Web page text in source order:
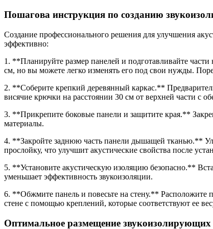
Пошагова инструкция по созданию
Создание профессионального решения для улучшения
эффективно:
1. **Планируйте размер панелей и подготавливайте
см, но вы можете легко изменять его под свои нужды.
2. **Соберите крепкий деревянный каркас.**
висячие крючки на расстоянии 30 см от верхней части с
3. **Прикрепите боковые панели и защитите края.**
материалы.
4. **Закройте заднюю часть панели дышащей тканью.**
прослойку, что улучшит акустические свойства после
5. **Установите акустическую изоляцию безопасно.**
уменьшает эффективность звукоизоляции.
6. **Обжмите панель и повесьте на стену.** Расположите
стене с помощью креплений, которые соответствуют ее
Оптимальное размещение звукоизолирующих